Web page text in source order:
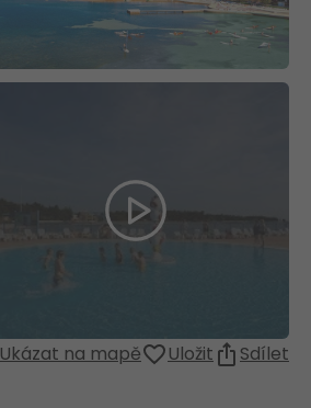
Ukázat na mapě Uložit Sdílet